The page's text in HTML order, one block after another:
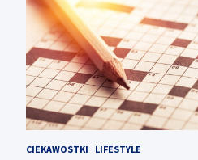
CIEKAWOSTKI LIFESTYLE